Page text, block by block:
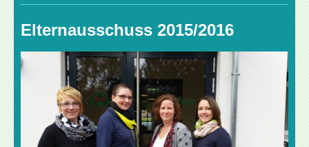
Elternausschuss 2015/2016